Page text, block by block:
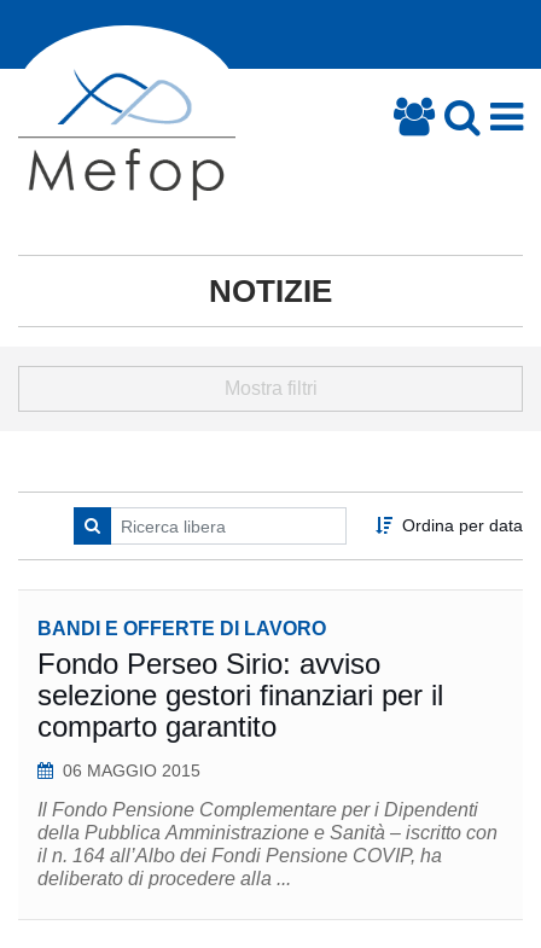
NOTIZIE
Mostra filtri
Ordina per data
BANDI E OFFERTE DI LAVORO
Fondo Perseo Sirio: avviso
selezione gestori finanziari per il
comparto garantito
06 MAGGIO 2015
Il Fondo Pensione Complementare per i Dipendenti
della Pubblica Amministrazione e Sanità – iscritto con
il n. 164 all’Albo dei Fondi Pensione COVIP, ha
deliberato di procedere alla ...